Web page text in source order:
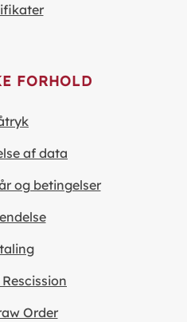
FORHOLD
af data
og betingelser
Order